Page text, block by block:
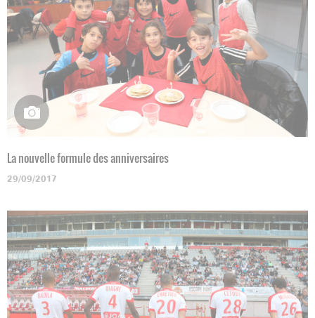
La nouvelle formule des anniversaires
29/09/2017